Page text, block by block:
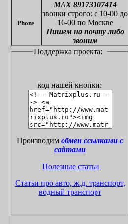
Phone
МАХ 89173107414
звонки строго: с 10-00 до
16-00 по Москве
Пишем на почту либо
звоним
Поддержка проекта:
код нашей кнопки:
Производим обмен ссылками с
сайтами
Полезные статьи
Статьи про авто, ж.д. транспорт,
водный транспорт